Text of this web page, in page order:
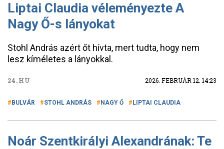
Liptai Claudia véleményezte A
Nagy Ő-s lányokat
Stohl András azért őt hívta, mert tudta, hogy nem
lesz kíméletes a lányokkal.
24.HU 2026. FEBRUÁR 12. 14:23
BULVÁR STOHL ANDRÁS NAGY Ő LIPTAI CLAUDIA
Noár Szentkirályi Alexandrának: Te